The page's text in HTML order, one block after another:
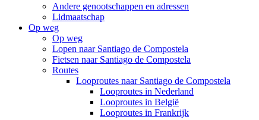
Andere genootschappen en adressen
Lidmaatschap
Op weg
Op weg
Lopen naar Santiago de Compostela
Fietsen naar Santiago de Compostela
Routes
Looproutes naar Santiago de Compostela
Looproutes in Nederland
Looproutes in België
Looproutes in Frankrijk